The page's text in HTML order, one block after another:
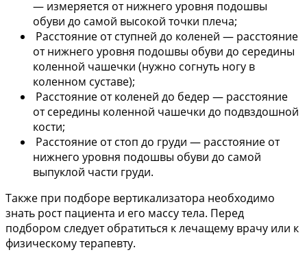
— измеряется от нижнего уровня подошвы
обуви до самой высокой точки плеча;
Расстояние от ступней до коленей — расстояние
от нижнего уровня подошвы обуви до середины
коленной чашечки (нужно согнуть ногу в
коленном суставе);
Расстояние от коленей до бедер — расстояние
от середины коленной чашечки до подвздошной
кости;
Расстояние от стоп до груди — расстояние от
нижнего уровня подошвы обуви до самой
выпуклой части груди.
Также при подборе вертикализатора необходимо
знать рост пациента и его массу тела. Перед
подбором следует обратиться к лечащему врачу или к
физическому терапевту.